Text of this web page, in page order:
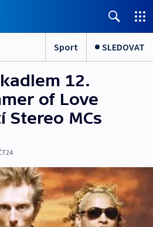
Sport SLEDOVAT
12.
of Love
MCs